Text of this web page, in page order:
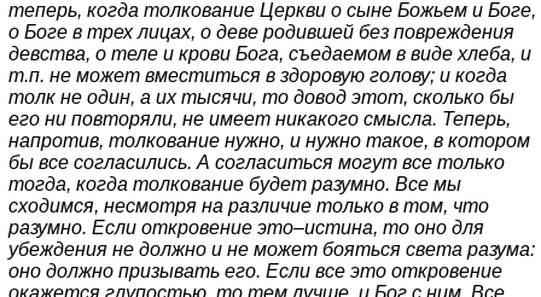
теперь, когда толкование Церкви о сыне Божьем и Боге,
о Боге в трех лицах, о деве родившей без повреждения
девства, о теле и крови Бога, съедаемом в виде хлеба, и
т.п. не может вместиться в здоровую голову; и когда
толк не один, а их тысячи, то довод этот, сколько бы
его ни повторяли, не имеет никакого смысла. Теперь,
напротив, толкование нужно, и нужно такое, в котором
бы все согласились. А согласиться могут все только
тогда, когда толкование будет разумно. Все мы
сходимся, несмотря на различие только в том, что
разумно. Если откровение это–истина, то оно для
убеждения не должно и не может бояться света разума:
оно должно призывать его. Если все это откровение
окажется глупостью, то тем лучше, и Бог с ним. Все